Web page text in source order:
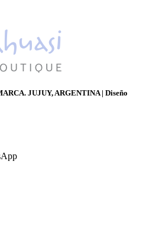
JUJUY, ARGENTINA | Diseño